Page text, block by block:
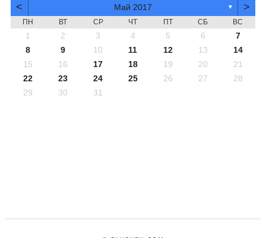
< Май 2017 ▼ >
ПН ВТ СР ЧТ ПТ СБ ВС
1 2 3 4 5 6
7
8
9 10 11 12 13
14
15
16 17 18 19 20
21
22
23 24 25 26 27
28
29
30 31